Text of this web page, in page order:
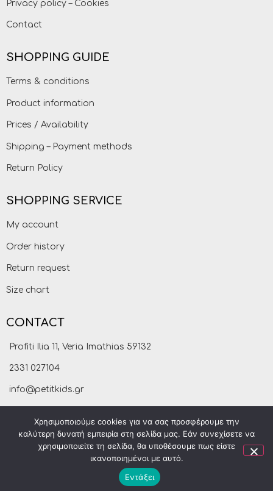
Privacy policy – Cookies
Contact
SHOPPING GUIDE
Terms & conditions
Product information
Prices / Availability
Shipping – Payment methods
Return Policy
SHOPPING SERVICE
My account
Order history
Return request
Size chart
CONTACT
Profiti Ilia 11, Veria Imathias 59132
2331 027104
info@petitkids.gr
Χρησιμοποιούμε cookies για να σας προσφέρουμε την
καλύτερη δυνατή εμπειρία στη σελίδα μας. Εάν συνεχίσετε να
χρησιμοποιείτε τη σελίδα, θα υποθέσουμε πως είστε
ικανοποιημένοι με αυτό.
Εντάξει